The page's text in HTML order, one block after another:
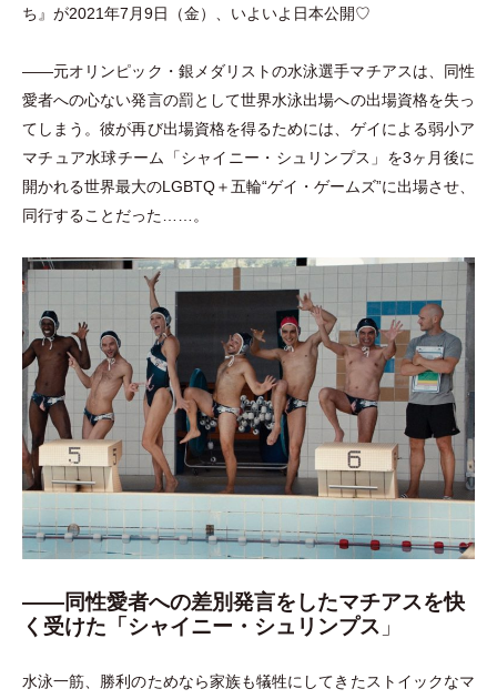
ち』が2021年7月9日
（金） 、いよいよ日本公開♡
――元オリンピック ・ 銀メダリストの水泳選手マチアスは、同性
愛者への心ない発言の罰として世界水泳出場への出場資格を失っ
てしまう。彼が再び出場資格を得るためには、ゲイによる弱小ア
マチュア水球チーム 「シャイニー ・ シュリンプス 」 を3ヶ月後に
開かれる世界最大のLGBTQ＋五輪“ゲイ ・ ゲームズ”に出場させ、
同行することだった……。
――同性愛者への差別発言をしたマチアスを快
く受けた「シャイニー・シュリンプス 」
水泳一筋、勝利のためなら家族も犠牲にしてきたストイックなマ